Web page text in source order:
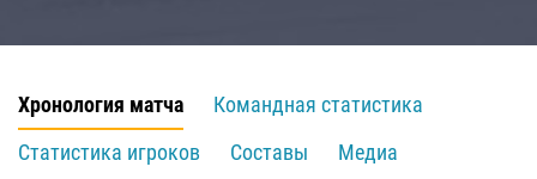
Хронология матча
Командная статистика
Статистика игроков
Составы
Медиа